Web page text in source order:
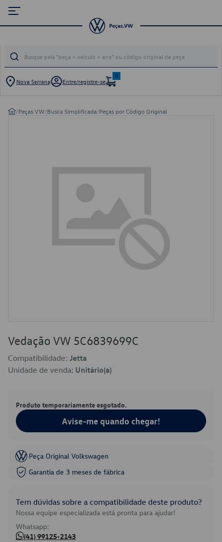
Nova Serrana Entre/registre-se
0
/Peças VW/Busca Simplificada/Peças por Código Original
Vedação VW 5C6839699C
Compatibilidade: Jetta
Unidade de venda: Unitário(a)
Produto temporariamente esgotado.
Avise-me quando chegar!
Peça Original Volkswagen
Garantia de 3 meses de fábrica
Tem dúvidas sobre a compatibilidade deste produto?
Nossa equipe especializada está pronta para ajudar!
Whatsapp:
(41) 99125-2143